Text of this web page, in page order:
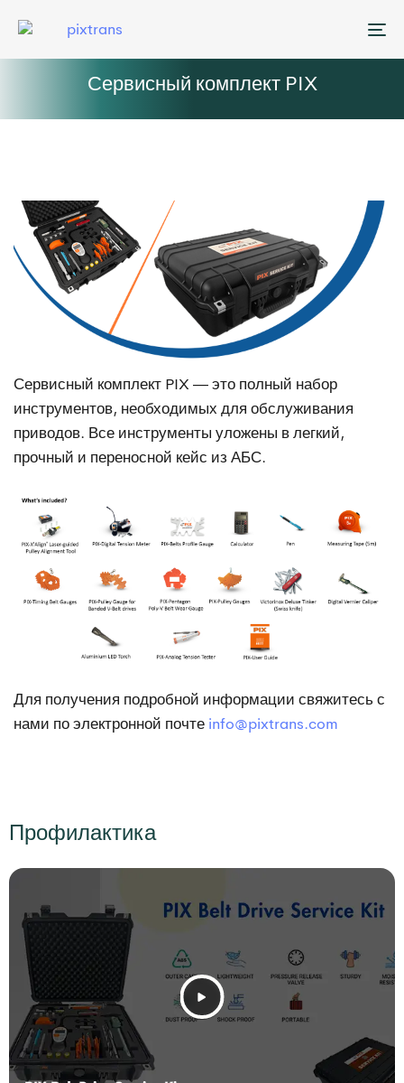
Сервисный комплект PIX
Сервисный комплект PIX — это полный набор
инструментов, необходимых для обслуживания
приводов. Все инструменты уложены в легкий,
прочный и переносной кейс из АБС.
Для получения подробной информации свяжитесь с
нами по электронной почте info@pixtrans.com
Профилактика